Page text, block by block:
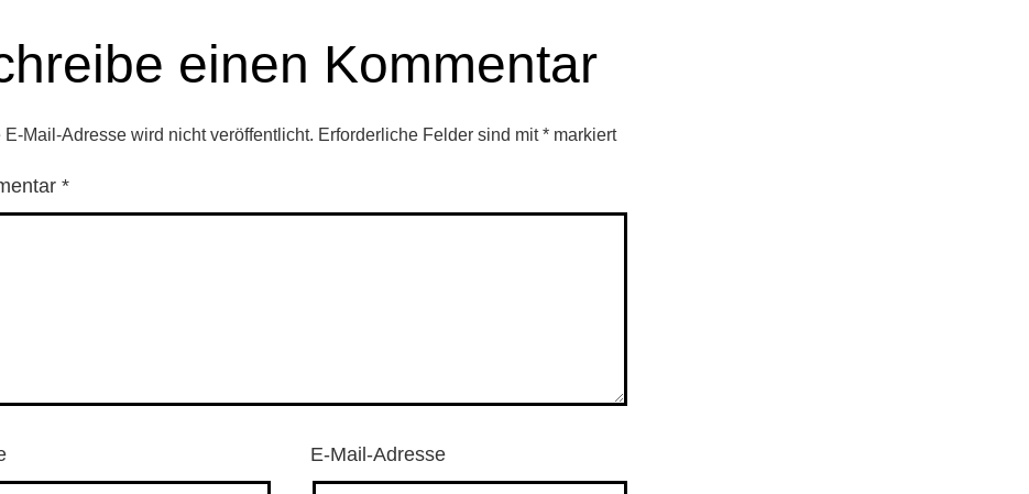
einen Kommentar
E-Mail-Adresse wird nicht veröffentlicht. Erforderliche Felder sind mit* markiert
*
E-Mail-Adresse